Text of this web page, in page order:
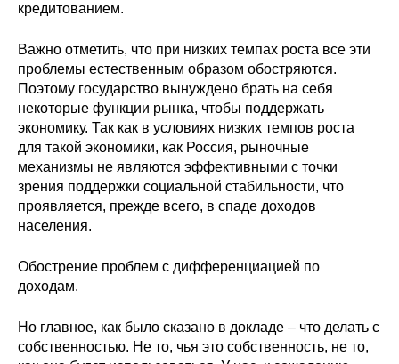
кредитованием.
Важно отметить, что при низких темпах роста все эти
проблемы естественным образом обостряются.
Поэтому государство вынуждено брать на себя
некоторые функции рынка, чтобы поддержать
экономику. Так как в условиях низких темпов роста
для такой экономики, как Россия, рыночные
механизмы не являются эффективными с точки
зрения поддержки социальной стабильности, что
проявляется, прежде всего, в спаде доходов
населения.
Обострение проблем с дифференциацией по
доходам.
Но главное, как было сказано в докладе – что делать с
собственностью. Не то, чья это собственность, не то,